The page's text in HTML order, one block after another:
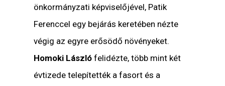
önkormányzati képviselőjével, Patik
Ferenccel egy bejárás keretében nézte
végig az egyre erősödő növényeket.
Homoki László felidézte, több mint két
évtizede telepítették a fasort és a